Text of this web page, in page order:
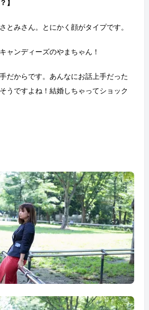
】
とみさん。とにかく顔がタイプです。
ャンディーズのやまちゃん！
だからです。あんなにお話上手だった
うですよね！結婚しちゃってショック